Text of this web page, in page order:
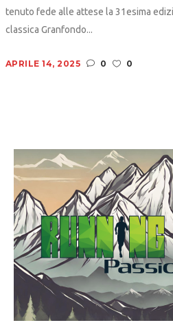
tenuto fede alle attese la 31esima
classica Granfondo...
APRILE 14, 2025 0 0